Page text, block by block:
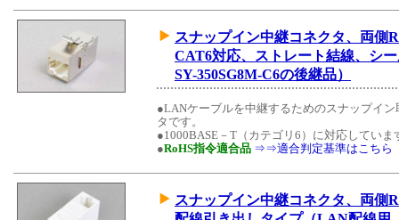
スナップイン中継コネクタ、両側
CAT6対応、ストレート結線、シ
SY-350SG8M-C6の後継品）
●LANケーブルを中継するためのスナップイ
タです。
●1000BASE－T（カテゴリ6）に対応していま
●RoHS指令適合品 ⇒⇒適合判定基準はこちら
スナップイン中継コネクタ、両側